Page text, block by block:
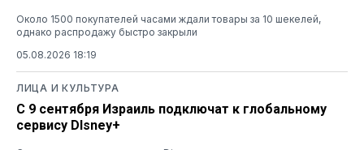
Около 1500 покупателей часами ждали товары за 10 шекелей,
однако распродажу быстро закрыли
05.08.2026 18:19
ЛИЦА И КУЛЬТУРА
С 9 сентября Израиль подключат к глобальному
сервису DIsney+